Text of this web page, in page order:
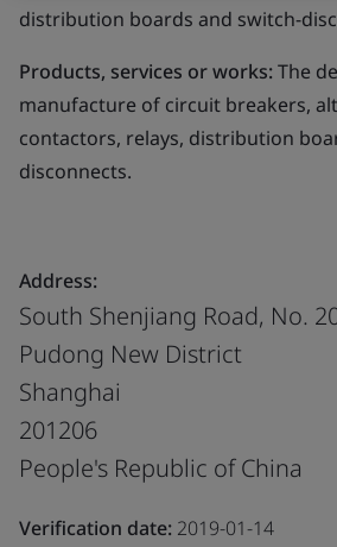
distribution boards and switch-
Products, services or works:The
manufacture of circuit breakers,
contactors, relays, distribution
disconnects.
Address:
South Shenjiang Road, No.
Pudong New District
Shanghai
201206
People's Republic of China
Verification date: 2019-01-14